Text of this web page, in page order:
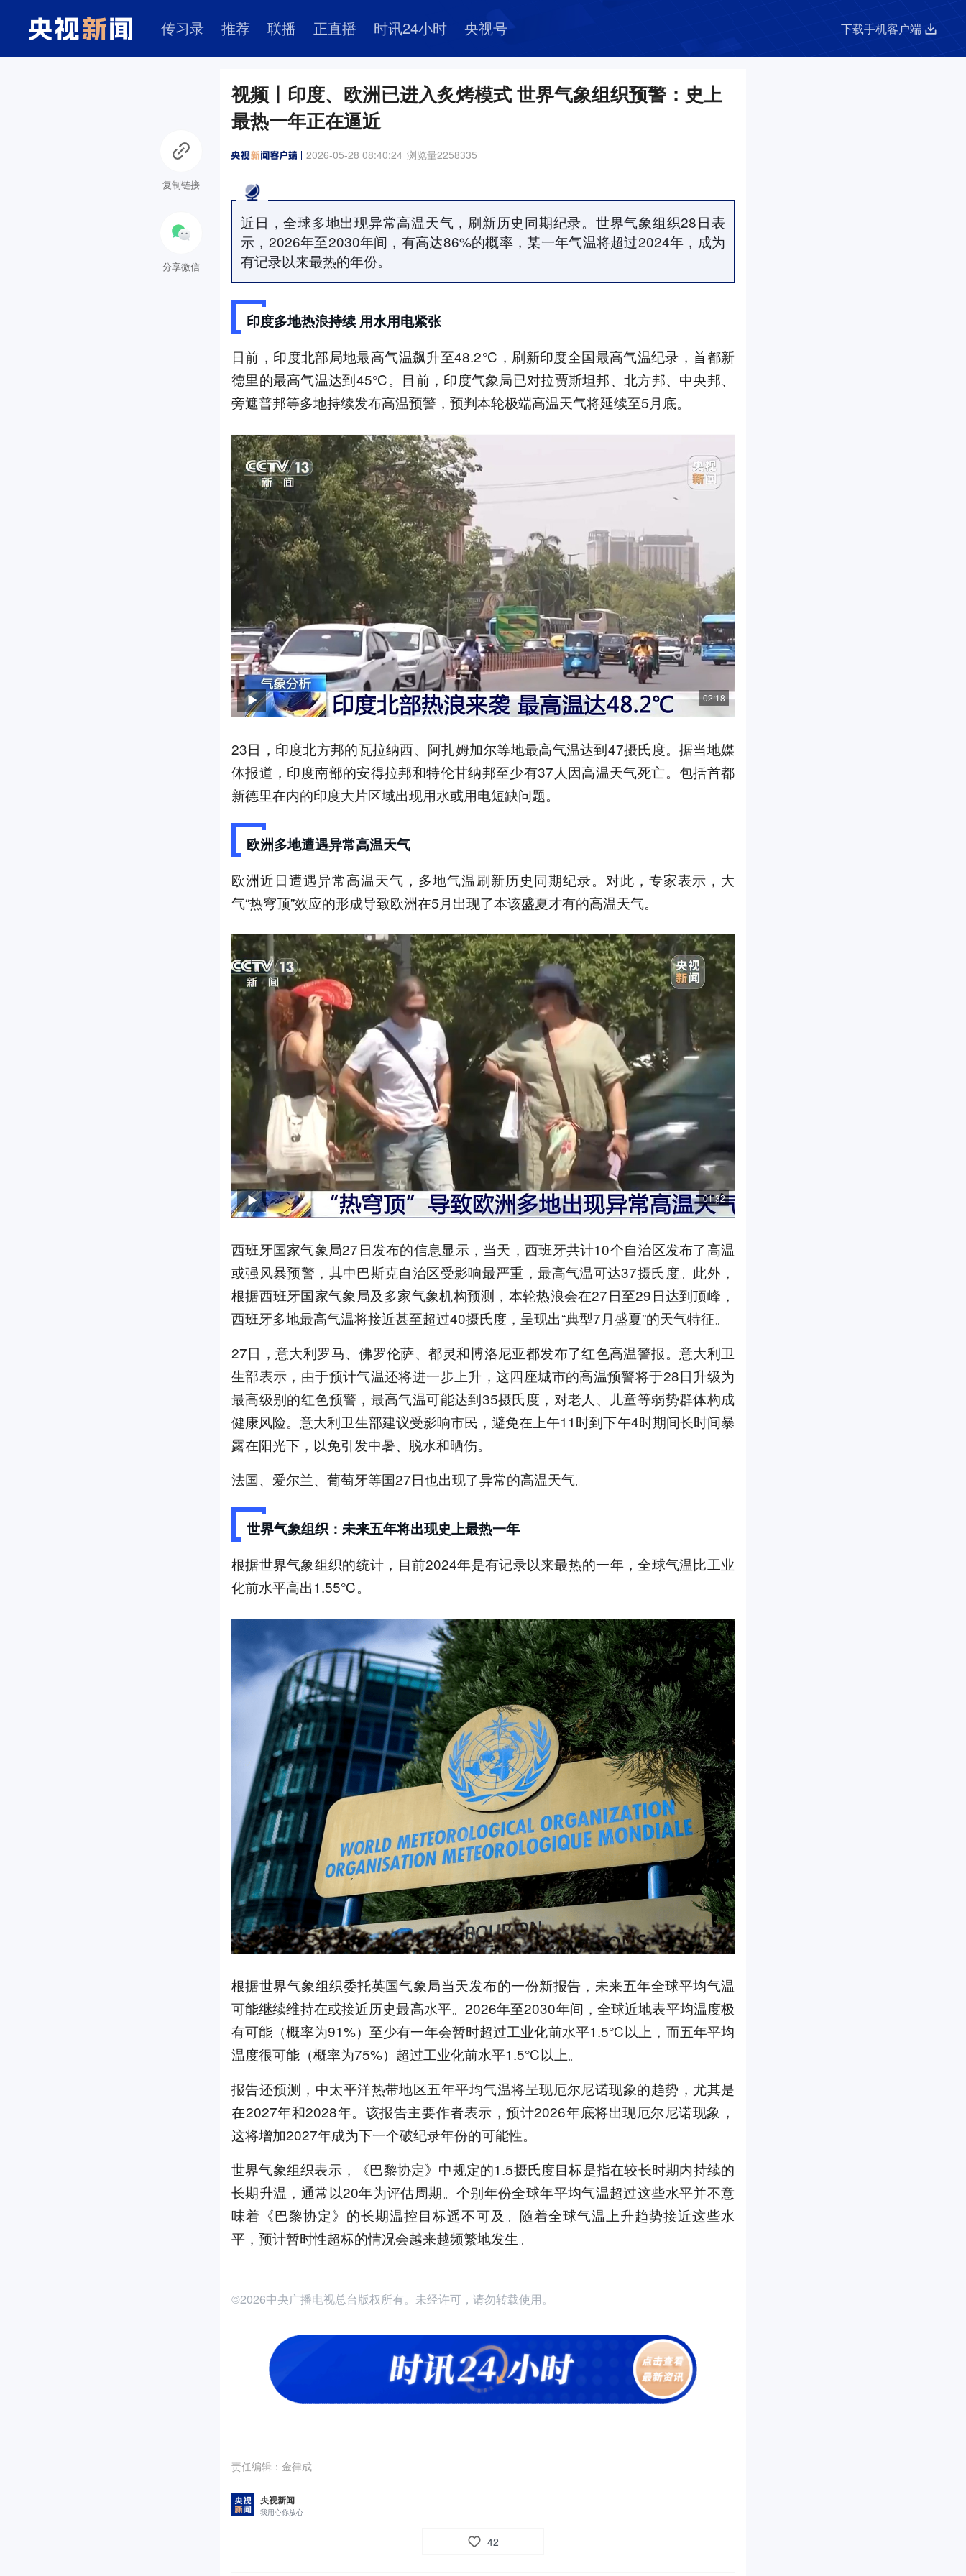
传习录 推荐 联播 正直播 时讯24小时 央视号 下载手机客户端
视频丨印度、欧洲已进入炙烤模式 世界气象组织预警：史上
最热一年正在逼近
2026-05-28 08:40:24 浏览量2258335
近日，全球多地出现异常高温天气，刷新历史同期纪录。世界气象组织28日表
示，2026年至2030年间，有高达86%的概率，某一年气温将超过2024年，成为
有记录以来最热的年份。
印度多地热浪持续 用水用电紧张
日前，印度北部局地最高气温飙升至48.2℃，刷新印度全国最高气温纪录，首都新
德里的最高气温达到45℃。目前，印度气象局已对拉贾斯坦邦、北方邦、中央邦、
旁遮普邦等多地持续发布高温预警，预判本轮极端高温天气将延续至5月底。
02:18
23日，印度北方邦的瓦拉纳西、阿扎姆加尔等地最高气温达到47摄氏度。据当地媒
体报道，印度南部的安得拉邦和特伦甘纳邦至少有37人因高温天气死亡。包括首都
新德里在内的印度大片区域出现用水或用电短缺问题。
欧洲多地遭遇异常高温天气
欧洲近日遭遇异常高温天气，多地气温刷新历史同期纪录。对此，专家表示，大
气“热穹顶”效应的形成导致欧洲在5月出现了本该盛夏才有的高温天气。
01:32
西班牙国家气象局27日发布的信息显示，当天，西班牙共计10个自治区发布了高温
或强风暴预警，其中巴斯克自治区受影响最严重，最高气温可达37摄氏度。此外，
根据西班牙国家气象局及多家气象机构预测，本轮热浪会在27日至29日达到顶峰，
西班牙多地最高气温将接近甚至超过40摄氏度，呈现出“典型7月盛夏”的天气特征。
27日，意大利罗马、佛罗伦萨、都灵和博洛尼亚都发布了红色高温警报。意大利卫
生部表示，由于预计气温还将进一步上升，这四座城市的高温预警将于28日升级为
最高级别的红色预警，最高气温可能达到35摄氏度，对老人、儿童等弱势群体构成
健康风险。意大利卫生部建议受影响市民，避免在上午11时到下午4时期间长时间暴
露在阳光下，以免引发中暑、脱水和晒伤。
法国、爱尔兰、葡萄牙等国27日也出现了异常的高温天气。
世界气象组织：未来五年将出现史上最热一年
根据世界气象组织的统计，目前2024年是有记录以来最热的一年，全球气温比工业
化前水平高出1.55℃。
根据世界气象组织委托英国气象局当天发布的一份新报告，未来五年全球平均气温
可能继续维持在或接近历史最高水平。2026年至2030年间，全球近地表平均温度极
有可能（概率为91%）至少有一年会暂时超过工业化前水平1.5℃以上，而五年平均
温度很可能（概率为75%）超过工业化前水平1.5℃以上。
报告还预测，中太平洋热带地区五年平均气温将呈现厄尔尼诺现象的趋势，尤其是
在2027年和2028年。该报告主要作者表示，预计2026年底将出现厄尔尼诺现象，
这将增加2027年成为下一个破纪录年份的可能性。
世界气象组织表示，《巴黎协定》中规定的1.5摄氏度目标是指在较长时期内持续的
长期升温，通常以20年为评估周期。个别年份全球年平均气温超过这些水平并不意
味着《巴黎协定》的长期温控目标遥不可及。随着全球气温上升趋势接近这些水
平，预计暂时性超标的情况会越来越频繁地发生。
©2026中央广播电视总台版权所有。未经许可，请勿转载使用。
责任编辑： 金律成
央视新闻
我用心你放心
42
复制链接
分享微信